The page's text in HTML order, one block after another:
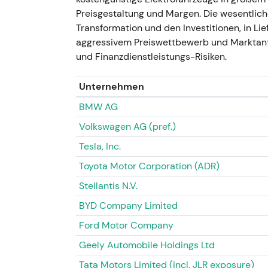
Tochtergesellschaften an einen russischen
angekündigt), nachdem der Betrieb
Der Rückzug aus Russland beseitigte eine
Einmalbelastungen nach sich und
werteten den Schritt als Abbau eines
Volatilität im Umfeld der
Konsolidierungsphase.
27. März 2023 — Spatenstich für Rock-
- Spatenstich für den Lithiumkonverter von
sind Qualifizierung und Lieferungen an
[22]. - Der Schritt unterstrich die Strategie
Batteriematerialien zu sichern und
Zeichen dafür, dass frühere
Technisch: Positiver Impuls für die
blieb empfindlich gegenüber Nachfrage-
Gesamtjahr 2023 — Starke Profitabilität
Preisgestaltung und Margen. Die
Transformation und den Investitionen, in
aggressivem Preiswettbewerb und
und Finanzdienstleistungs-Risiken.
Unternehmen
BMW AG
Volkswagen AG (pref.)
Tesla, Inc.
Toyota Motor Corporation (ADR)
Stellantis N.V.
BYD Company Limited
Ford Motor Company
Geely Automobile Holdings Ltd
Tata Motors Limited (incl. JLR exposure)